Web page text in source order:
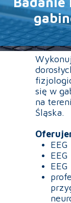
się w
na
Śląska.